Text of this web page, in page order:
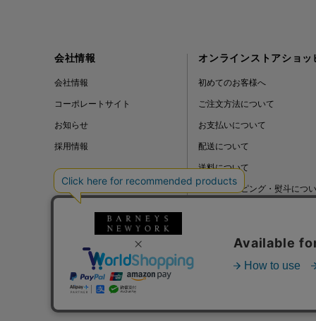
会社情報
会社情報
コーポレートサイト
お知らせ
採用情報
オンラインストアショッ
初めてのお客様へ
ご注文方法について
お支払いについて
配送について
送料について
ギフトラッピング・熨斗につ